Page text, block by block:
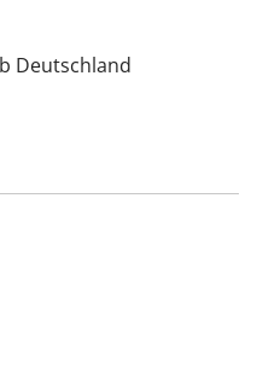
Deutschland